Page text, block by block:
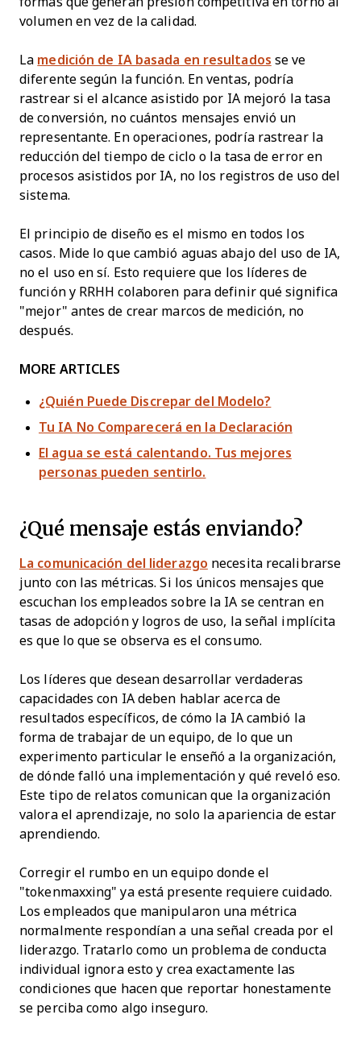
volumen en vez de la calidad.
La medición de IA basada en resultados se ve
diferente según la función. En ventas, podría
rastrear si el alcance asistido por IA mejoró la tasa
de conversión, no cuántos mensajes envió un
representante. En operaciones, podría rastrear la
reducción del tiempo de ciclo o la tasa de error en
procesos asistidos por IA, no los registros de uso del
sistema.
El principio de diseño es el mismo en todos los
casos. Mide lo que cambió aguas abajo del uso de IA,
no el uso en sí. Esto requiere que los líderes de
función y RRHH colaboren para definir qué significa
"mejor" antes de crear marcos de medición, no
después.
MORE ARTICLES
¿Quién Puede Discrepar del Modelo?
Tu IA No Comparecerá en la Declaración
El agua se está calentando. Tus mejores
personas pueden sentirlo.
¿Qué mensaje estás enviando?
La comunicación del liderazgo necesita recalibrarse
junto con las métricas. Si los únicos mensajes que
escuchan los empleados sobre la IA se centran en
tasas de adopción y logros de uso, la señal implícita
es que lo que se observa es el consumo.
Los líderes que desean desarrollar verdaderas
capacidades con IA deben hablar acerca de
resultados específicos, de cómo la IA cambió la
forma de trabajar de un equipo, de lo que un
experimento particular le enseñó a la organización,
de dónde falló una implementación y qué reveló eso.
Este tipo de relatos comunican que la organización
valora el aprendizaje, no solo la apariencia de estar
aprendiendo.
Corregir el rumbo en un equipo donde el
"tokenmaxxing" ya está presente requiere cuidado.
Los empleados que manipularon una métrica
normalmente respondían a una señal creada por el
liderazgo. Tratarlo como un problema de conducta
individual ignora esto y crea exactamente las
condiciones que hacen que reportar honestamente
se perciba como algo inseguro.